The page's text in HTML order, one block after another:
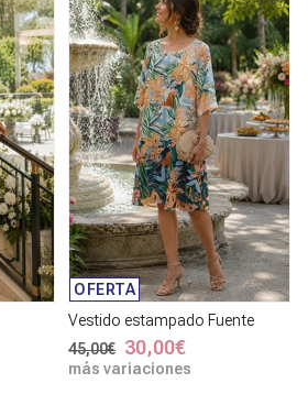
OFERTA
Vestido estampado Fuente
45,00€ 30,00€
más variaciones